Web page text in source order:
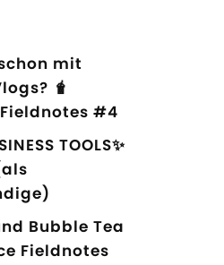
mit
🧋
#4
TOOLS✨
Bubble Tea
Fieldnotes